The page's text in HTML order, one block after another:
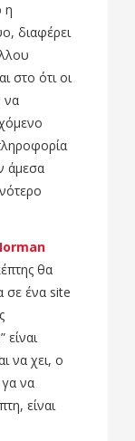
η
διαφέρει
στο ότι οι
να
άμεσα
θα
σε ένα site
να χει, ο
να
είναι